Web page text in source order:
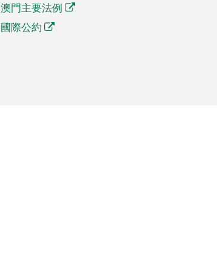
澳門主要法例
國際公約